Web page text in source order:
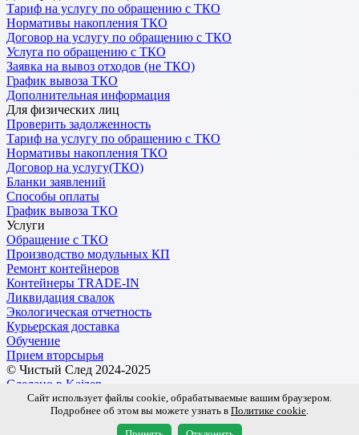
Тариф на услугу по обращению с ТКО
Нормативы накопления ТКО
Договор на услугу по обращению с ТКО
Услуга по обращению с ТКО
Заявка на вывоз отходов (не ТКО)
График вывоза ТКО
Дополнительная информация
Для физических лиц
Проверить задолженность
Тариф на услугу по обращению с ТКО
Нормативы накопления ТКО
Договор на услугу(ТКО)
Бланки заявлений
Способы оплаты
График вывоза ТКО
Услуги
Обращение с ТКО
Производство модульных КП
Ремонт контейнеров
Контейнеры TRADE-IN
Ликвидация свалок
Экологическая отчетность
Курьерская доставка
Обучение
Прием вторсырья
© Чистый След 2024-2025
Сделано в Kaizen
Обработка персональных данных
Пользовательское соглашение
Сайт использует файлы cookie, обрабатываемые вашим браузером.
Подробнее об этом вы можете узнать в Политике cookie.